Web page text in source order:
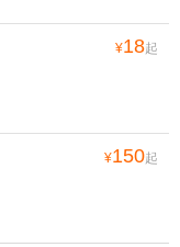
¥18起
¥150起